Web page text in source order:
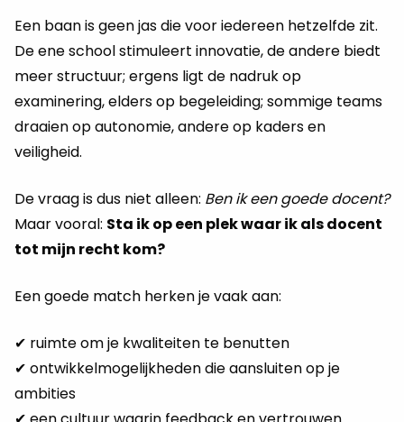
Een baan is geen jas die voor iedereen hetzelfde zit.
De ene school stimuleert innovatie, de andere biedt
meer structuur; ergens ligt de nadruk op
examinering, elders op begeleiding; sommige teams
draaien op autonomie, andere op kaders en
veiligheid.
De vraag is dus niet alleen: Ben ik een goede docent?
Maar vooral: Sta ik op een plek waar ik als docent
tot mijn recht kom?
Een goede match herken je vaak aan:
✔ ruimte om je kwaliteiten te benutten
✔ ontwikkelmogelijkheden die aansluiten op je
ambities